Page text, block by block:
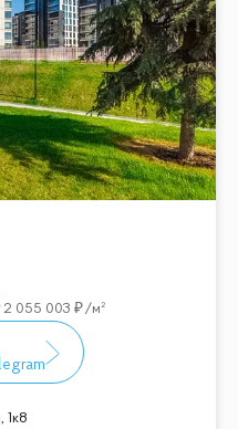
2 055 003 /м²
1к8